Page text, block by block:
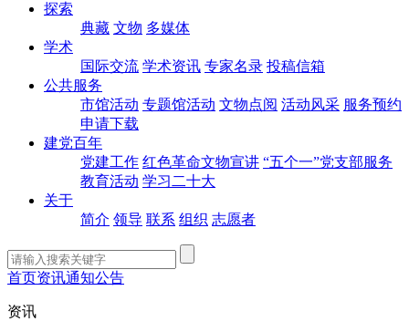
探索
典藏 文物 多媒体
学术
国际交流 学术资讯 专家名录 投稿信箱
公共服务
市馆活动 专题馆活动 文物点阅 活动风采 服务预约
申请下载
建党百年
党建工作 红色革命文物宣讲 “五个一”党支部服务
教育活动 学习二十大
关于
简介 领导 联系 组织 志愿者
首页资讯通知公告
资讯